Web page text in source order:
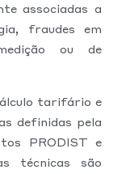
associadas a
fraudes em
ou de
tarifário e
definidas pela
PRODIST e
técnicas são